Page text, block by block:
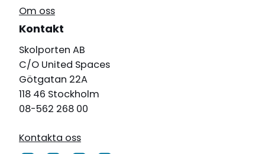
Om oss
Kontakt
Skolporten AB
C/O United Spaces
Götgatan 22A
118 46 Stockholm
08-562 268 00
Kontakta oss